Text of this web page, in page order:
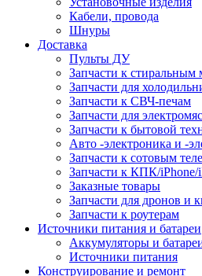
Кабели, провода
Шнуры
Доставка
Пульты ДУ
Запчасти к
Запчасти для
Запчасти к СВЧ-печам
Запчасти для
Запчасти к бытовой
Авто -электроника и -
Запчасти к сотовым
Запчасти к КПК/iPhone/
Заказные товары
Запчасти для дронов и
Запчасти к роутерам
Источники питания и батареи
Аккумуляторы и
Источники питания
Конструирование и ремонт